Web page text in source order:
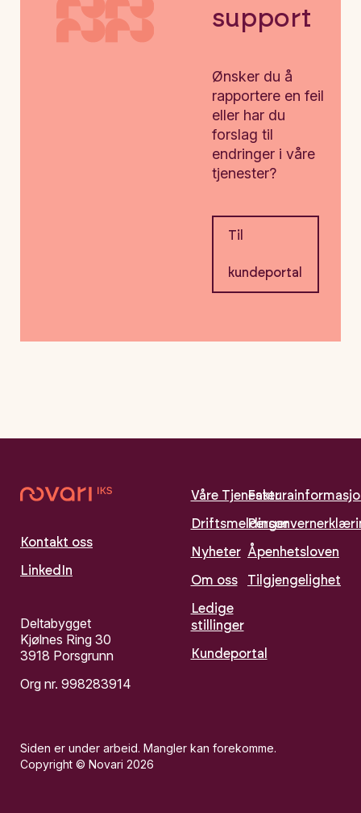
support
Ønsker du å
rapportere en feil
eller har du
forslag til
endringer i våre
tjenester?
Til
kundeportal
Kontakt oss
LinkedIn
Deltabygget
Kjølnes Ring 30
3918 Porsgrunn
Org nr. 998283914
Våre Tjenester
Driftsmeldinger
Nyheter
Om oss
Ledige
stillinger
Kundeportal
Åpenhetsloven
Tilgjengelighet
Siden er under arbeid. Mangler kan forekomme.
Copyright © Novari 2026